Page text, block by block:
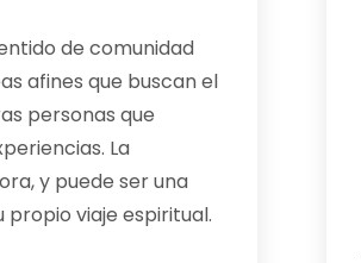
de comunidad
afines que buscan el
personas que
La
y puede ser una
viaje espiritual.